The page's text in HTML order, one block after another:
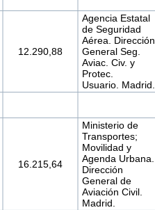
12.290,88
Agencia Estatal
de Seguridad
Aérea. Dirección
General Seg.
Aviac. Civ. y
Protec.
Usuario. Madrid.
16.215,64
Ministerio de
Transportes;
Movilidad y
Agenda Urbana.
Dirección
General de
Aviación Civil.
Madrid.